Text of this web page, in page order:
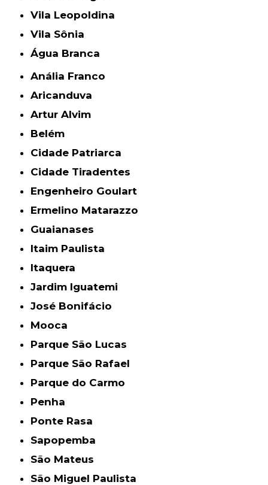
Vila Leopoldina
Vila Sônia
Água Branca
Anália Franco
Aricanduva
Artur Alvim
Belém
Cidade Patriarca
Cidade Tiradentes
Engenheiro Goulart
Ermelino Matarazzo
Guaianases
Itaim Paulista
Itaquera
Jardim Iguatemi
José Bonifácio
Mooca
Parque São Lucas
Parque São Rafael
Parque do Carmo
Penha
Ponte Rasa
Sapopemba
São Mateus
São Miguel Paulista